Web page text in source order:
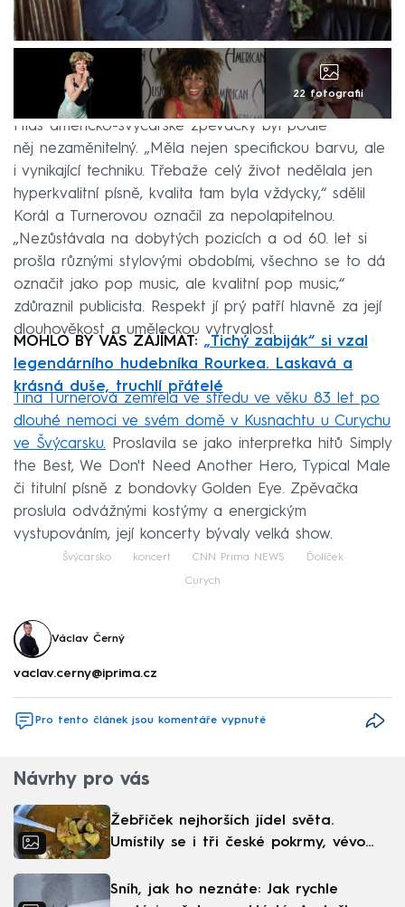
22 fotografií
Hlas americko-švýcarské zpěvačky byl podle
něj nezaměnitelný. „Měla nejen specifickou barvu, ale
i vynikající techniku. Třebaže celý život nedělala jen
hyperkvalitní písně, kvalita tam byla vždycky,“ sdělil
Korál a Turnerovou označil za nepolapitelnou.
„Nezůstávala na dobytých pozicích a od 60. let si
prošla různými stylovými obdobími, všechno se to dá
označit jako pop music, ale kvalitní pop music,“
zdůraznil publicista. Respekt jí prý patří hlavně za její
dlouhověkost a uměleckou vytrvalost.
MOHLO BY VÁS ZAJÍMAT: „Tichý zabiják“ si vzal
legendárního hudebníka Rourkea. Laskavá a
krásná duše, truchlí přátelé
Tina Turnerová zemřela ve středu ve věku 83 let po
dlouhé nemoci ve svém domě v Kusnachtu u Curychu
ve Švýcarsku. Proslavila se jako interpretka hitů Simply
the Best, We Don't Need Another Hero, Typical Male
či titulní písně z bondovky Golden Eye. Zpěvačka
proslula odvážnými kostýmy a energickým
vystupováním, její koncerty bývaly velká show.
Švýcarsko koncert CNN Prima NEWS Ďolíček
Curych
Václav Černý
vaclav.cerny@iprima.cz
Pro tento článek jsou komentáře vypnuté
Návrhy pro vás
Žebříček nejhorších jídel světa.
Umístily se i tři české pokrmy, vévodí
Sníh, jak ho neznáte: Jak rychle